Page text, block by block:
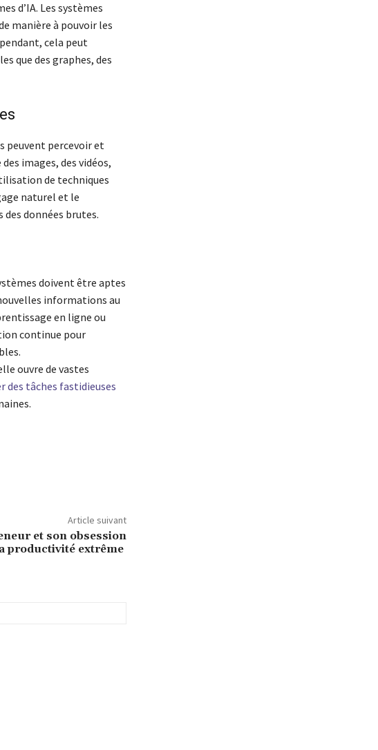
d’IA. Les systèmes
manière à pouvoir les
cela peut
que des graphes, des
peuvent percevoir et
images, des vidéos,
de techniques
naturel et le
données brutes.
doivent être aptes
informations au
en ligne ou
continue pour
ouvre de vastes
des tâches fastidieuses
Article suivant
et son obsession
productivité extrême